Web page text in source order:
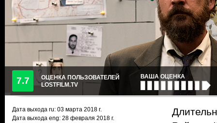
7.7
ОЦЕНКА ПОЛЬЗОВАТЕЛЕЙ
LOSTFILM.TV
ВАША ОЦЕНКА
Дата выхода ru: 03 марта 2018 г.
Дата выхода eng: 28 февраля 2018 г.